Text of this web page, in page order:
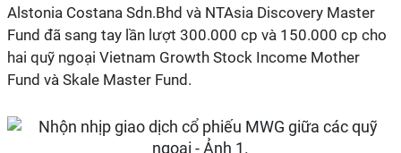
Alstonia Costana Sdn.Bhd và NTAsia Discovery Master
Fund đã sang tay lần lượt 300.000 cp và 150.000 cp cho
hai quỹ ngoại Vietnam Growth Stock Income Mother
Fund và Skale Master Fund.